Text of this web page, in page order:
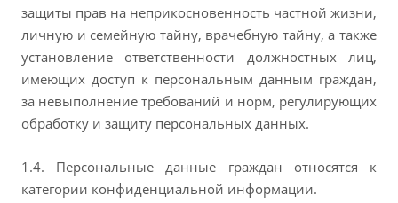
защиты прав на неприкосновенность частной жизни,
личную и семейную тайну, врачебную тайну, а также
установление ответственности должностных лиц,
имеющих доступ к персональным данным граждан,
за невыполнение требований и норм, регулирующих
обработку и защиту персональных данных.
1.4. Персональные данные граждан относятся к
категории конфиденциальной информации.